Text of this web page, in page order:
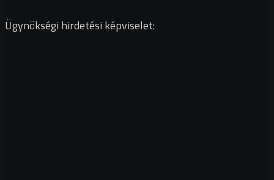
Ügynökségi hirdetési képviselet: